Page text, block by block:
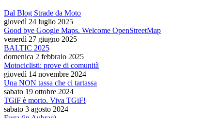
Dal Blog Strade da Moto
giovedì 24 luglio 2025
Good bye Google Maps. Welcome OpenStreetMap
venerdì 27 giugno 2025
BALTIC 2025
domenica 2 febbraio 2025
Motociclisti: prove di comunità
giovedì 14 novembre 2024
Una NON tassa che ci tartassa
sabato 19 ottobre 2024
TGiF è morto. Viva TGiF!
sabato 3 agosto 2024